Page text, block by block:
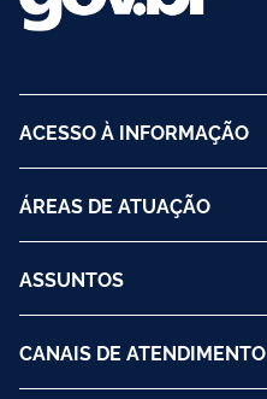
ACESSO À INFORMAÇÃO
ÁREAS DE ATUAÇÃO
ASSUNTOS
CANAIS DE ATENDIMENTO